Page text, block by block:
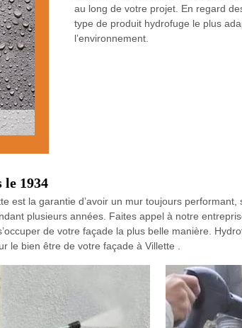
au long de votre projet. En regard
type de produit hydrofuge le plus
l’environnement.
le 1934
est la garantie d’avoir un mur toujours
plusieurs années. Faites appel à notre
de votre façade la plus belle manière.
le bien être de votre façade à Villette .